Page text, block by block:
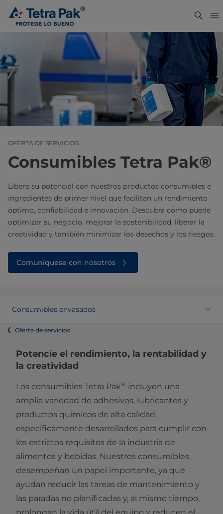
OFERTA DE SERVICIOS
Consumibles Tetra Pak®
Libere su potencial con nuestros productos consumibles e
ingredientes de primer nivel que facilitan un rendimiento
óptimo, confiabilidad e innovación. Descubra cómo puede
optimizar su negocio, mejorar la sostenibilidad, liberar la
creatividad y también minimizar los desechos y los riesgos.
Comuníquese con nosotros
Consumibles envasados
Oferta de servicios
Potencie el rendimiento, la rentabilidad y
la creatividad
Los consumibles Tetra Pak® incluyen una
amplia variedad de adhesivos, lubricantes y
productos químicos de alta calidad,
específicamente desarrollados para cumplir con
los estrictos requisitos de la industria de
alimentos y bebidas. Nuestros consumibles
desempeñan un papel importante, ya que
ayudan reducir las tareas de mantenimiento y
las paradas no planificadas y, al mismo tiempo,